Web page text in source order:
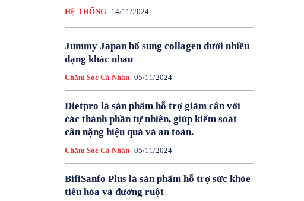
HỆ THỐNG 14/11/2024
Jummy Japan bổ sung collagen dưới nhiều
dạng khác nhau
Chăm Sóc Cá Nhân 05/11/2024
Dietpro là sản phẩm hỗ trợ giảm cân với
các thành phần tự nhiên, giúp kiểm soát
cân nặng hiệu quả và an toàn.
Chăm Sóc Cá Nhân 05/11/2024
BifiSanfo Plus là sản phẩm hỗ trợ sức khỏe
tiêu hóa và đường ruột